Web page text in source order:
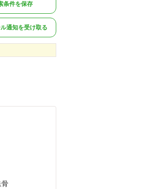
条件を保存
通知を受け取る
骨